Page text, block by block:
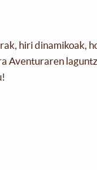
hiri dinamikoak,
Aventuraren